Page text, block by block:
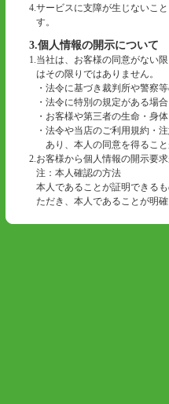
4.サービスに支障が生じないこ
す。
3.個人情報の開示について
1.当社は、お客様の同意がない
はその限りではありません。
・ 法令に基づき裁判所や警察
・ 法令に特別の規定がある場合
・ お客様や第三者の生命・身
・ 法令や当店のご利用規約・
あり、本人の同意を得るこ
2.お客様から個人情報の開示要
注：本人確認の方法
本人であることが証明できる
ただき、本人であることが明